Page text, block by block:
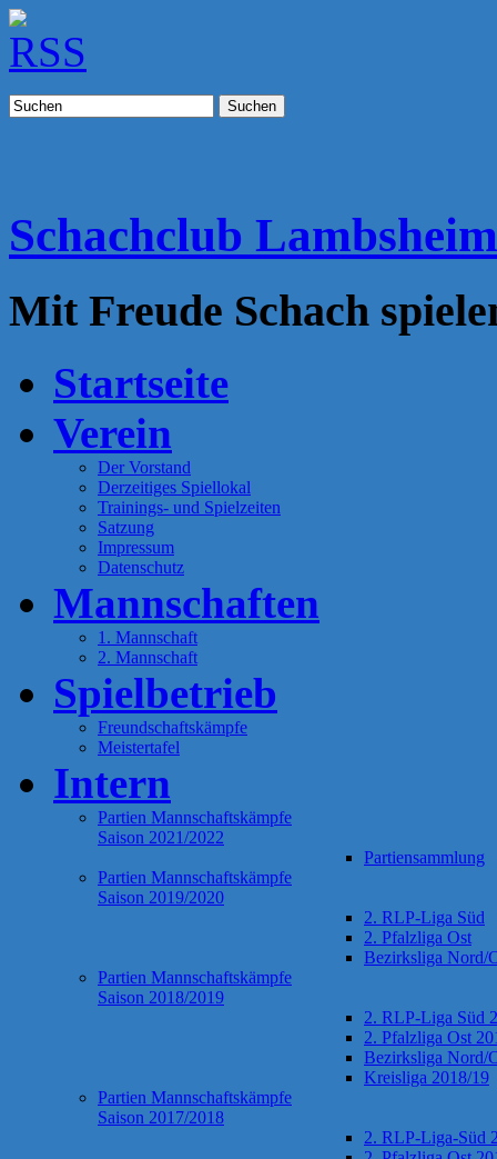
Suchen
Schachclub Lambsheim
Mit Freude Schach
Startseite
Verein
Der Vorstand
Derzeitiges Spiellokal
Trainings- und Spielzeiten
Satzung
Impressum
Datenschutz
Mannschaften
1. Mannschaft
2. Mannschaft
Spielbetrieb
Freundschaftskämpfe
Meistertafel
Intern
Partien Mannschaftskämpfe
Saison 2021/2022
Partiensammlung
Partien Mannschaftskämpfe
Saison 2019/2020
2. RLP-Liga Süd
2. Pfalzliga Ost
Bezirksliga Nord/
Partien Mannschaftskämpfe
Saison 2018/2019
2. RLP-Liga Süd
2. Pfalzliga Ost
Bezirksliga Nord/
Kreisliga 2018/19
Partien Mannschaftskämpfe
Saison 2017/2018
2. RLP-Liga-Süd